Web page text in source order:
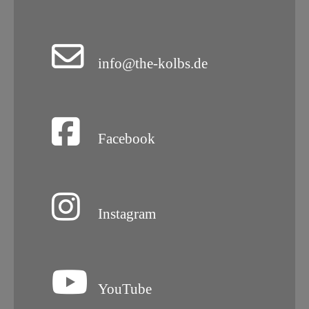
info@the-kolbs.de
Facebook
Instagram
YouTube